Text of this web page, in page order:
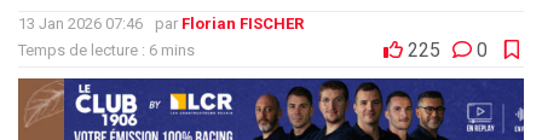
13 Jan 2026 07:46 par Florian FISCHER
Temps de lecture : 6 mins
225 0